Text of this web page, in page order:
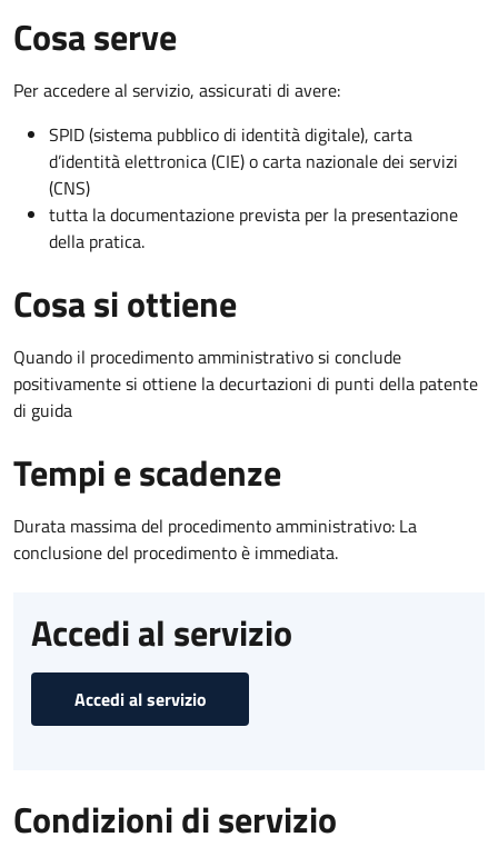
Cosa serve
Per accedere al servizio, assicurati di avere:
SPID (sistema pubblico di identità digitale), carta
d’identità elettronica (CIE) o carta nazionale dei servizi
(CNS)
tutta la documentazione prevista per la presentazione
della pratica.
Cosa si ottiene
Quando il procedimento amministrativo si conclude
positivamente si ottiene la decurtazioni di punti della patente
di guida
Tempi e scadenze
Durata massima del procedimento amministrativo: La
conclusione del procedimento è immediata.
Accedi al servizio
Accedi al servizio
Condizioni di servizio